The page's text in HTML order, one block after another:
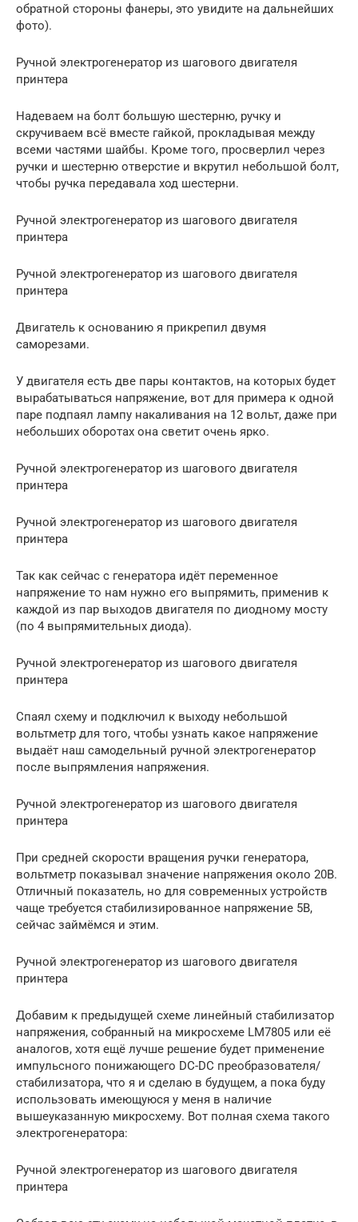
обратной стороны фанеры, это увидите на дальнейших
фото).
Ручной электрогенератор из шагового двигателя
принтера
Надеваем на болт большую шестерню, ручку и
скручиваем всё вместе гайкой, прокладывая между
всеми частями шайбы. Кроме того, просверлил через
ручки и шестерню отверстие и вкрутил небольшой болт,
чтобы ручка передавала ход шестерни.
Ручной электрогенератор из шагового двигателя
принтера
Ручной электрогенератор из шагового двигателя
принтера
Двигатель к основанию я прикрепил двумя
саморезами.
У двигателя есть две пары контактов, на которых будет
вырабатываться напряжение, вот для примера к одной
паре подпаял лампу накаливания на 12 вольт, даже при
небольших оборотах она светит очень ярко.
Ручной электрогенератор из шагового двигателя
принтера
Ручной электрогенератор из шагового двигателя
принтера
Так как сейчас с генератора идёт переменное
напряжение то нам нужно его выпрямить, применив к
каждой из пар выходов двигателя по диодному мосту
(по 4 выпрямительных диода).
Ручной электрогенератор из шагового двигателя
принтера
Спаял схему и подключил к выходу небольшой
вольтметр для того, чтобы узнать какое напряжение
выдаёт наш самодельный ручной электрогенератор
после выпрямления напряжения.
Ручной электрогенератор из шагового двигателя
принтера
При средней скорости вращения ручки генератора,
вольтметр показывал значение напряжения около 20В.
Отличный показатель, но для современных устройств
чаще требуется стабилизированное напряжение 5В,
сейчас займёмся и этим.
Ручной электрогенератор из шагового двигателя
принтера
Добавим к предыдущей схеме линейный стабилизатор
напряжения, собранный на микросхеме LM7805 или её
аналогов, хотя ещё лучше решение будет применение
импульсного понижающего DC-DC преобразователя/
стабилизатора, что я и сделаю в будущем, а пока буду
использовать имеющуюся у меня в наличие
вышеуказанную микросхему. Вот полная схема такого
электрогенератора:
Ручной электрогенератор из шагового двигателя
принтера